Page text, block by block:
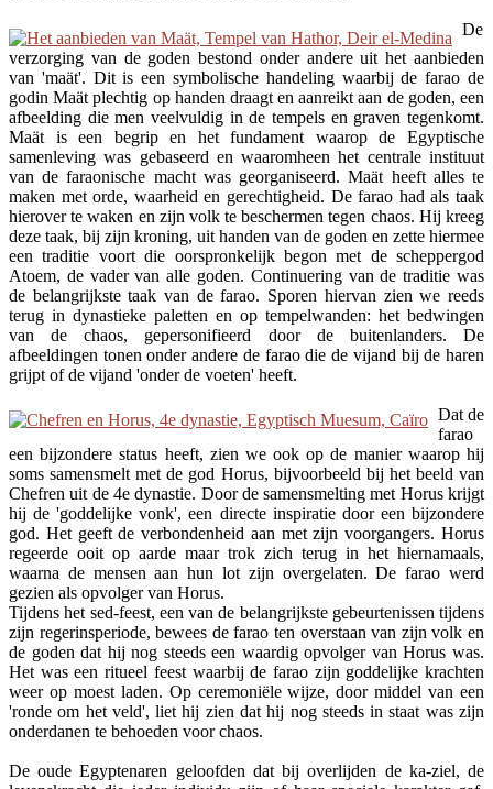
De
verzorging van de goden bestond onder andere uit het aanbieden
van 'maät'. Dit is een symbolische handeling waarbij de farao de
godin Maät plechtig op handen draagt en aanreikt aan de goden, een
afbeelding die men veelvuldig in de tempels en graven tegenkomt.
Maät is een begrip en het fundament waarop de Egyptische
samenleving was gebaseerd en waaromheen het centrale instituut
van de faraonische macht was georganiseerd. Maät heeft alles te
maken met orde, waarheid en gerechtigheid. De farao had als taak
hierover te waken en zijn volk te beschermen tegen chaos. Hij kreeg
deze taak, bij zijn kroning, uit handen van de goden en zette hiermee
een traditie voort die oorspronkelijk begon met de scheppergod
Atoem, de vader van alle goden. Continuering van de traditie was
de belangrijkste taak van de farao. Sporen hiervan zien we reeds
terug in dynastieke paletten en op tempelwanden: het bedwingen
van de chaos, gepersonifieerd door de buitenlanders. De
afbeeldingen tonen onder andere de farao die de vijand bij de haren
grijpt of de vijand 'onder de voeten' heeft.
Dat de
farao
een bijzondere status heeft, zien we ook op de manier waarop hij
soms samensmelt met de god Horus, bijvoorbeeld bij het beeld van
Chefren uit de 4e dynastie. Door de samensmelting met Horus krijgt
hij de 'goddelijke vonk', een directe inspiratie door een bijzondere
god. Het geeft de verbondenheid aan met zijn voorgangers. Horus
regeerde ooit op aarde maar trok zich terug in het hiernamaals,
waarna de mensen aan hun lot zijn overgelaten. De farao werd
gezien als opvolger van Horus.
Tijdens het sed-feest, een van de belangrijkste gebeurtenissen tijdens
zijn regerinsperiode, bewees de farao ten overstaan van zijn volk en
de goden dat hij nog steeds een waardig opvolger van Horus was.
Het was een ritueel feest waarbij de farao zijn goddelijke krachten
weer op moest laden. Op ceremoniële wijze, door middel van een
'ronde om het veld', liet hij zien dat hij nog steeds in staat was zijn
onderdanen te behoeden voor chaos.
De oude Egyptenaren geloofden dat bij overlijden de ka-ziel, de